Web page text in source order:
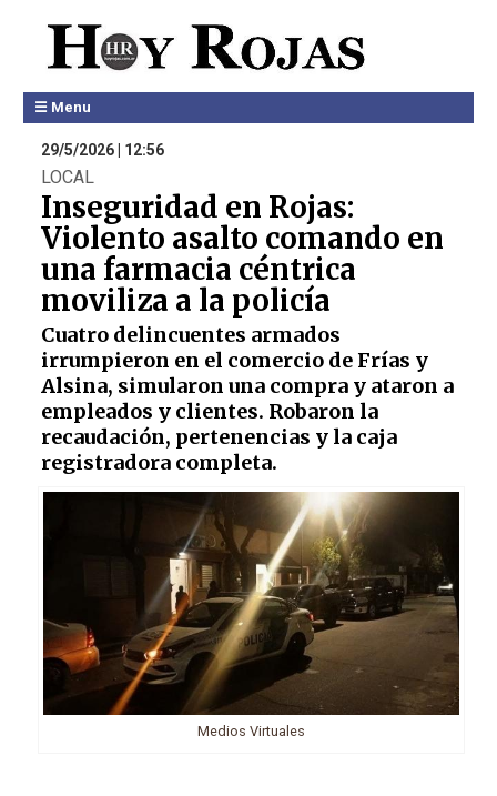
☰ Menu
29/5/2026 | 12:56
LOCAL
Inseguridad en Rojas:
Violento asalto comando en
una farmacia céntrica
moviliza a la policía
Cuatro delincuentes armados
irrumpieron en el comercio de Frías y
Alsina, simularon una compra y ataron a
empleados y clientes. Robaron la
recaudación, pertenencias y la caja
registradora completa.
Medios Virtuales